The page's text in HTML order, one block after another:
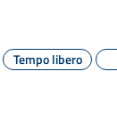
Tempo libero